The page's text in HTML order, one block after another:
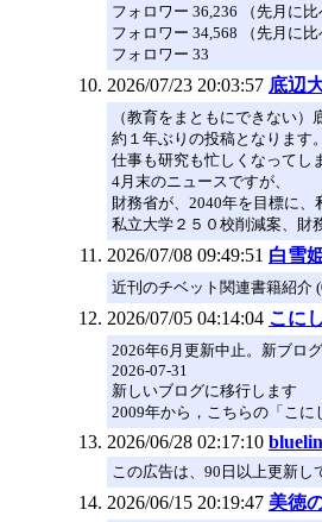
フォロワー 36,236 （先月に比
フォロワー 34,568 （先月に比
フォロワー 33
2026/07/23 20:03:57 底辺
（教育をまともにできない）
約１年ぶりの投稿となります。
仕事も研究も忙しくなってし
4月末のニュースですが、
財務省が、2040年を目標に、
私立大学２５０校削減案、
2026/07/08 09:49:51 白雪
近刊のチベット関連書籍紹介
2026/07/05 04:14:04 こに
2026年6月更新中止。新ブロ
2026-07-31
新しいブログに移行します
2009年から，こちらの「こに
2026/06/28 02:17:10
この広告は、90日以上更新し
2026/06/15 20:19:47 美徳